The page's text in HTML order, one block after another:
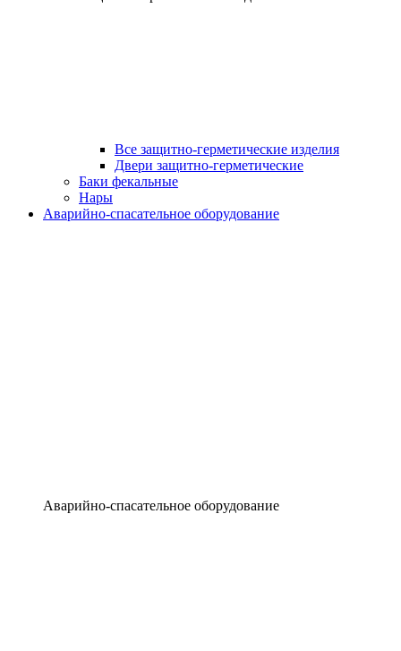
Все защитно-герметические изделия
Двери защитно-герметические
Баки фекальные
Нары
Аварийно-спасательное оборудование
Аварийно-спасательное оборудование